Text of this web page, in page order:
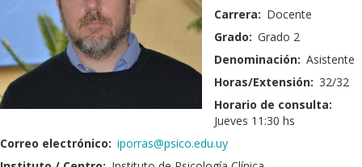
Carrera: Docente
Grado: Grado 2
Denominación: Asistente
Horas/Extensión: 32/32
Horario de consulta:
Jueves 11:30 hs
Correo electrónico: iporras@psico.edu.uy